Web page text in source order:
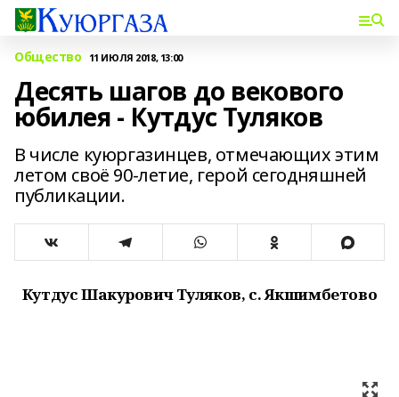
Общество 11 ИЮЛЯ 2018, 13:00
Десять шагов до векового
юбилея - Кутдус Туляков
В числе куюргазинцев, отмечающих этим
летом своё 90-летие, герой сегодняшней
публикации.
Кутдус Шакурович Туляков, с. Якшимбетово